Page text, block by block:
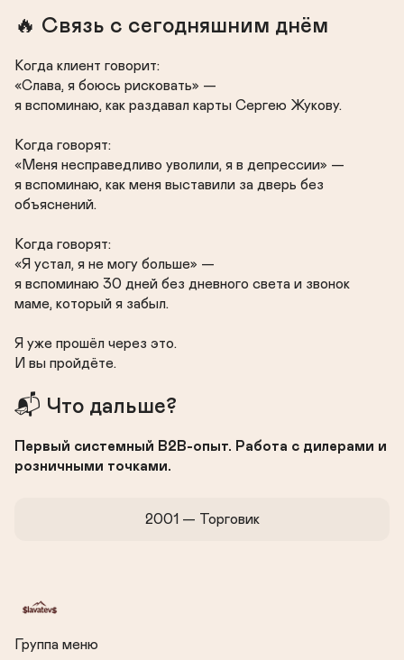
🔥 Связь с сегодняшним днём
Когда клиент говорит:
«Слава, я боюсь рисковать» —
я вспоминаю, как раздавал карты Сергею Жукову.
Когда говорят:
«Меня несправедливо уволили, я в депрессии» —
я вспоминаю, как меня выставили за дверь без
объяснений.
Когда говорят:
«Я устал, я не могу больше» —
я вспоминаю 30 дней без дневного света и звонок
маме, который я забыл.
Я уже прошёл через это.
И вы пройдёте.
📬 Что дальше?
Первый системный B2B-опыт. Работа с дилерами и
розничными точками.
2001 — Торговик
Группа меню